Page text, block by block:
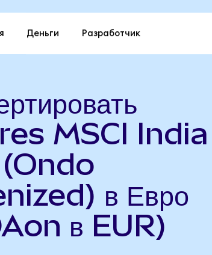
Деньги Разработчик
MSCI India
в Евро
в EUR)